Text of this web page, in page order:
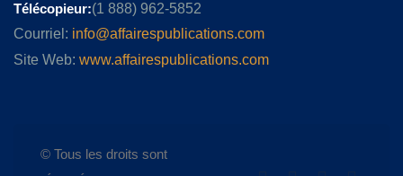
Télécopieur:(1 888) 962-5852
Courriel: info@affairespublications.com
Site Web: www.affairespublications.com
© Tous les droits sont